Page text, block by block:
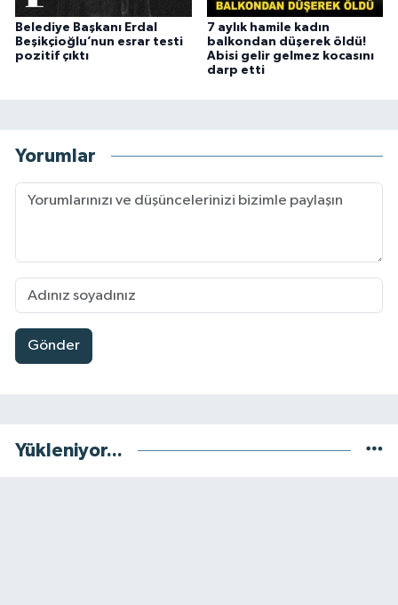
Belediye Başkanı Erdal
Beşikçioğlu’nun esrar testi
pozitif çıktı
7 aylık hamile kadın
balkondan düşerek öldü!
Abisi gelir gelmez kocasını
darp etti
Yorumlar
Gönder
Yükleniyor...